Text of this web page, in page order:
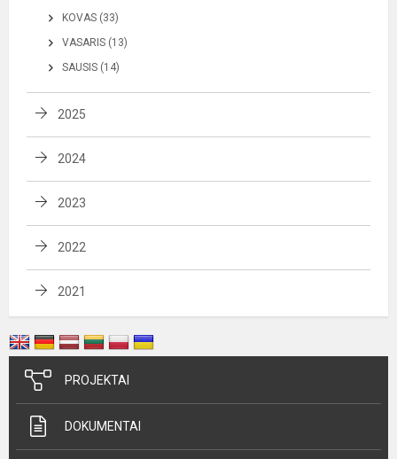
KOVAS (33)
VASARIS (13)
SAUSIS (14)
2025
2024
2023
2022
2021
PROJEKTAI
DOKUMENTAI